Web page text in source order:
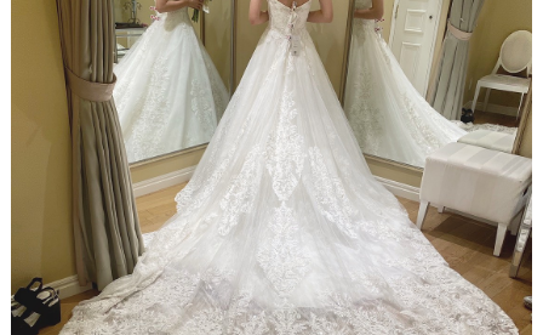
り